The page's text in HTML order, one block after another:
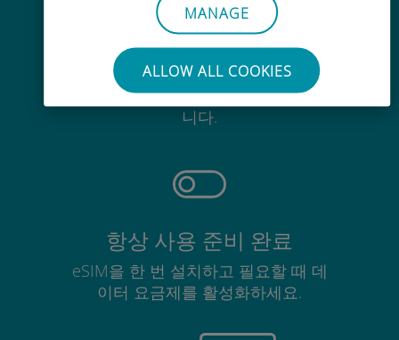
MANAGE
ALLOW ALL COOKIES
간편한
기존 SIM 카드를 제거할 필요가 없습
니다.
항상 사용 준비 완료
eSIM을 한 번 설치하고 필요할 때 데
이터 요금제를 활성화하세요.